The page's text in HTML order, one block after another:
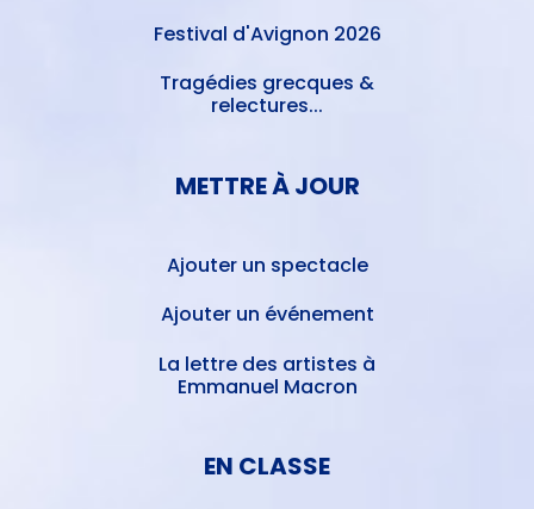
Festival d'Avignon 2026
Tragédies grecques &
relectures...
METTRE À JOUR
Ajouter un spectacle
Ajouter un événement
La lettre des artistes à
Emmanuel Macron
EN CLASSE